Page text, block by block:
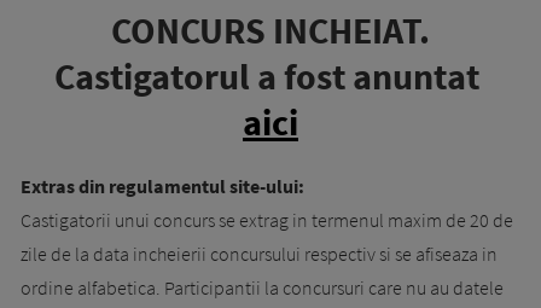
CONCURS INCHEIAT.
Castigatorul a fost anuntat
aici
Extras din regulamentul site-ului:
Castigatorii unui concurs se extrag in termenul maxim de 20 de
zile de la data incheierii concursului respectiv si se afiseaza in
ordine alfabetica. Participantii la concursuri care nu au datele